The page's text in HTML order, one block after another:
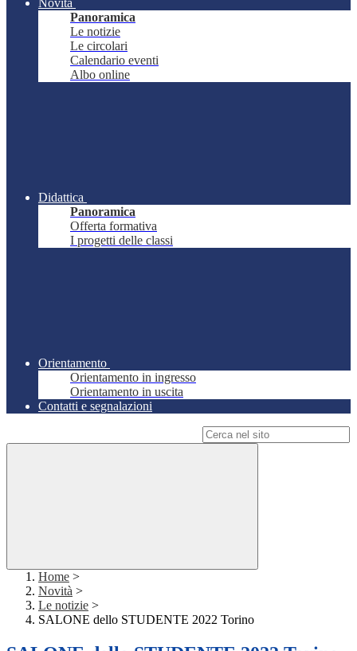
Novità
Panoramica
Le notizie
Le circolari
Calendario eventi
Albo online
Didattica
Panoramica
Offerta formativa
I progetti delle classi
Orientamento
Orientamento in ingresso
Orientamento in uscita
Contatti e segnalazioni
Home >
Novità >
Le notizie >
SALONE dello STUDENTE 2022 Torino